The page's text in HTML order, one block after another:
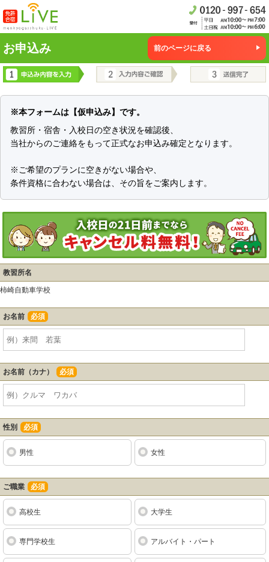
お申込み 前のページに戻る
※本フォームは【仮申込み】です。
教習所・宿舎・入校日の空き状況を確認後、
当社からのご連絡をもって正式なお申込み確定となります。
※ご希望のプランに空きがない場合や、
条件資格に合わない場合は、その旨をご案内します。
教習所名
柿崎自動車学校
お名前 必須
お名前（カナ） 必須
性別 必須
男性 女性
ご職業 必須
高校生 大学生
専門学校生 アルバイト・パート